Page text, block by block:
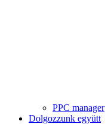
PPC manager
Dolgozzunk együtt